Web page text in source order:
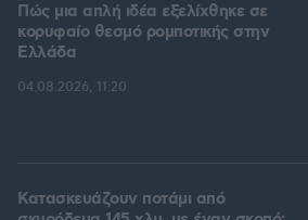
Πώς μια απλή ιδέα εξελίχθηκε σε
κορυφαίο θεσμό ρομποτικής στην
Ελλάδα
04.08.2026, 11:20
Κατασκευάζουν ποτάμι από